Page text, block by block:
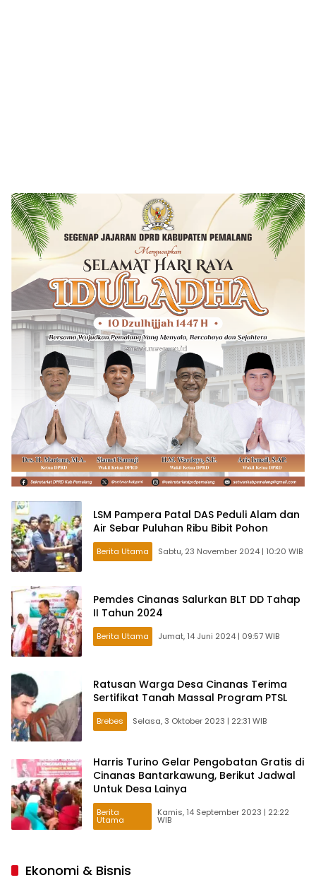
LSM Pampera Patal DAS Peduli Alam dan
Air Sebar Puluhan Ribu Bibit Pohon
Berita Utama Sabtu, 23 November 2024 | 10:20 WIB
Pemdes Cinanas Salurkan BLT DD Tahap
II Tahun 2024
Berita Utama Jumat, 14 Juni 2024 | 09:57 WIB
Ratusan Warga Desa Cinanas Terima
Sertifikat Tanah Massal Program PTSL
Brebes Selasa, 3 Oktober 2023 | 22:31 WIB
Harris Turino Gelar Pengobatan Gratis di
Cinanas Bantarkawung, Berikut Jadwal
Untuk Desa Lainya
Berita
Utama
Kamis, 14 September 2023 | 22:22
WIB
Ekonomi & Bisnis